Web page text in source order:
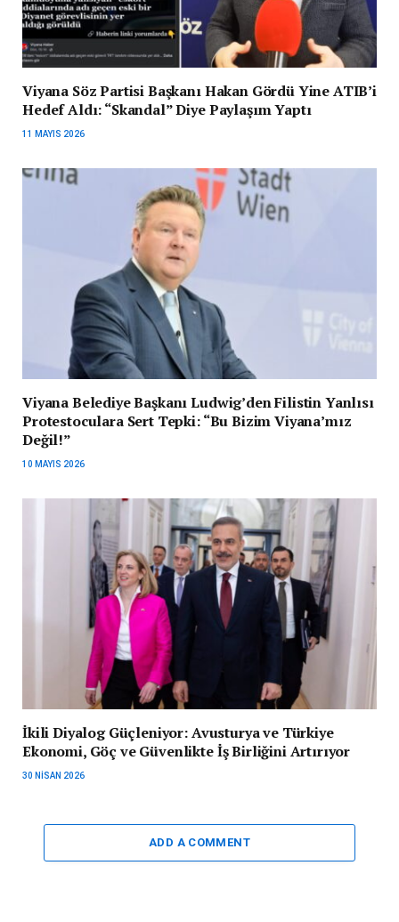
Viyana Söz Partisi Başkanı Hakan Gördü Yine ATIB’i
Hedef Aldı: “Skandal” Diye Paylaşım Yaptı
11 MAYIS 2026
Viyana Belediye Başkanı Ludwig’den Filistin Yanlısı
Protestoculara Sert Tepki: “Bu Bizim Viyana’mız
Değil!”
10 MAYIS 2026
İkili Diyalog Güçleniyor: Avusturya ve Türkiye
Ekonomi, Göç ve Güvenlikte İş Birliğini Artırıyor
30 NISAN 2026
ADD A COMMENT